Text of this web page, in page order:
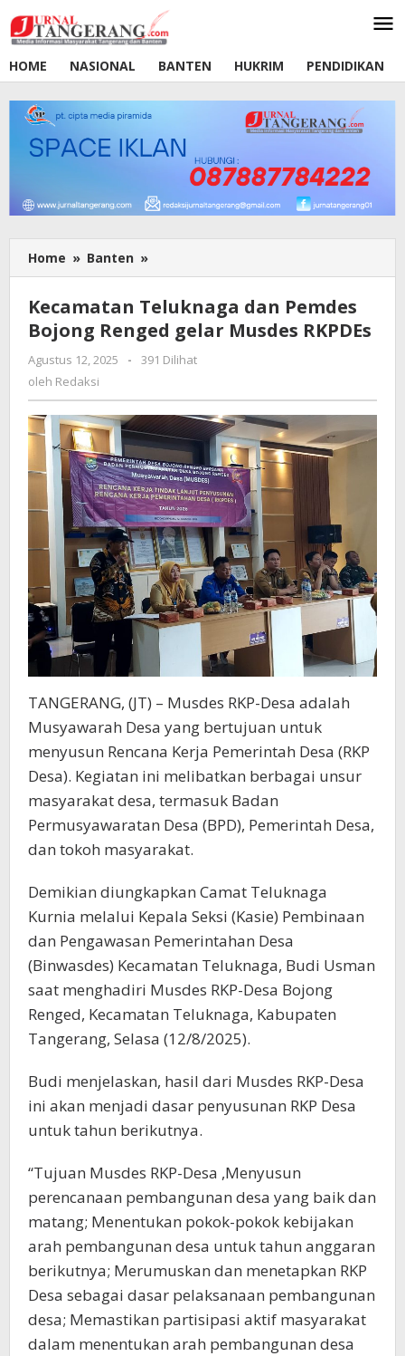
ke
konten
HOME
NASIONAL BANTEN HUKRIM PENDIDIKAN
Home » Banten »
Teluknaga
Pemdes
Bojong
Renged
Kecamatan Teluknaga dan Pemdes
Bojong Renged gelar Musdes RKPDEs
Agustus 12, 2025
oleh
-
391 Dilihat
oleh Redaksi
TANGERANG, (JT) – Musdes RKP-Desa adalah
Musyawarah Desa yang bertujuan untuk
menyusun Rencana Kerja Pemerintah Desa (RKP
Desa). Kegiatan ini melibatkan berbagai unsur
masyarakat desa, termasuk Badan
Permusyawaratan Desa (BPD), Pemerintah Desa,
dan tokoh masyarakat.
Demikian diungkapkan Camat Teluknaga
Kurnia melalui Kepala Seksi (Kasie) Pembinaan
dan Pengawasan Pemerintahan Desa
(Binwasdes) Kecamatan Teluknaga, Budi Usman
saat menghadiri Musdes RKP-Desa Bojong
Renged, Kecamatan Teluknaga, Kabupaten
Tangerang, Selasa (12/8/2025).
Budi menjelaskan, hasil dari Musdes RKP-Desa
ini akan menjadi dasar penyusunan RKP Desa
untuk tahun berikutnya.
“Tujuan Musdes RKP-Desa ,Menyusun
perencanaan pembangunan desa yang baik dan
matang; Menentukan pokok-pokok kebijakan
arah pembangunan desa untuk tahun anggaran
berikutnya; Merumuskan dan menetapkan RKP
Desa sebagai dasar pelaksanaan pembangunan
desa; Memastikan partisipasi aktif masyarakat
dalam menentukan arah pembangunan desa